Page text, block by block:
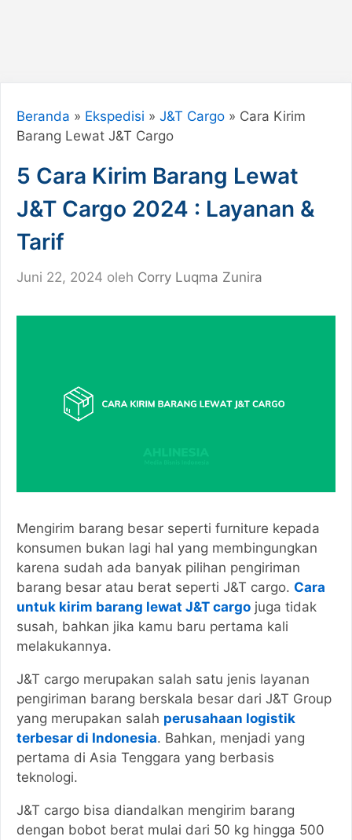
Beranda » Ekspedisi » J&T Cargo » Cara Kirim
Barang Lewat J&T Cargo
5 Cara Kirim Barang Lewat
J&T Cargo 2024 : Layanan &
Tarif
Juni 22, 2024 oleh Corry Luqma Zunira
Mengirim barang besar seperti furniture kepada
konsumen bukan lagi hal yang membingungkan
karena sudah ada banyak pilihan pengiriman
barang besar atau berat seperti J&T cargo. Cara
untuk kirim barang lewat J&T cargo juga tidak
susah, bahkan jika kamu baru pertama kali
melakukannya.
J&T cargo merupakan salah satu jenis layanan
pengiriman barang berskala besar dari J&T Group
yang merupakan salah perusahaan logistik
terbesar di Indonesia. Bahkan, menjadi yang
pertama di Asia Tenggara yang berbasis
teknologi.
J&T cargo bisa diandalkan mengirim barang
dengan bobot berat mulai dari 50 kg hingga 500